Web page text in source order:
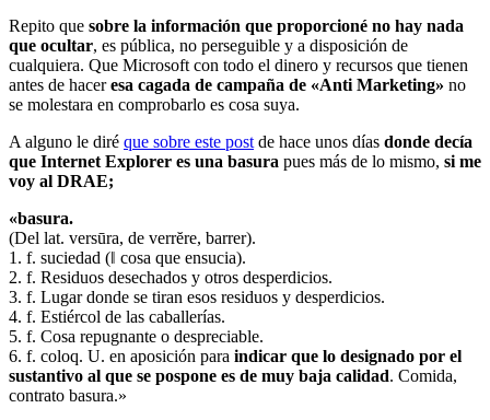
Repito que sobre la información que proporcioné no hay nada
que ocultar, es pública, no perseguible y a disposición de
cualquiera. Que Microsoft con todo el dinero y recursos que tienen
antes de haceresa cagada de campaña de «Anti Marketing» no
se molestara en comprobarlo es cosa suya.
A alguno le diré que sobre este post de hace unos días donde decía
que Internet Explorer es una basura pues más de lo mismo, si me
voy al DRAE;
«basura.
(Del lat. versūra, de verrĕre, barrer).
1. f. suciedad (ǁ cosa que ensucia).
2. f. Residuos desechados y otros desperdicios.
3. f. Lugar donde se tiran esos residuos y desperdicios.
4. f. Estiércol de las caballerías.
5. f. Cosa repugnante o despreciable.
6. f. coloq. U. en aposición para indicar que lo designado por el
sustantivo al que se pospone es de muy baja calidad. Comida,
contrato basura.»